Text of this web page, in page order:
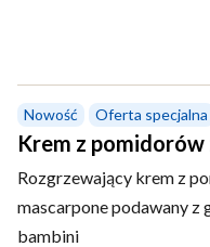
Nowość Oferta specjalna
Krem z pomidorów
Rozgrzewający krem z
mascarpone podawany z
bambini